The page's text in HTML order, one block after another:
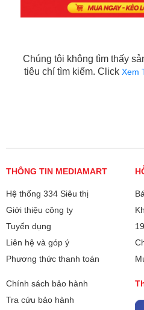
Chúng tôi không tìm thấy
tiêu chí tìm kiếm. Click Xem
THÔNG TIN MEDIAMART
Hệ thống 334 Siêu thị
Giới thiệu công ty
Tuyển dụng
Liên hệ và góp ý
Phương thức thanh toán
Chính sách bảo hành
Tra cứu bảo hành